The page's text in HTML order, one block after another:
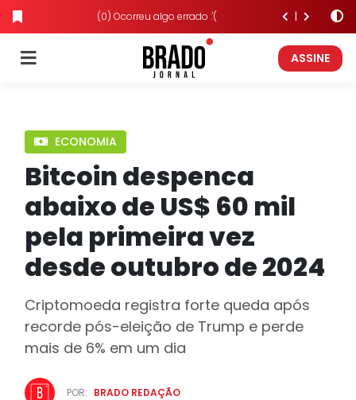
(0) Ocorreu algo errado :'(
ASSINE
ECONOMIA
Bitcoin despenca
abaixo de US$ 60 mil
pela primeira vez
desde outubro de 2024
Criptomoeda registra forte queda após
recorde pós-eleição de Trump e perde
mais de 6% em um dia
POR: BRADO REDAÇÃO